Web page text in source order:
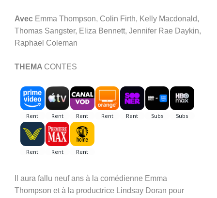
Avec Emma Thompson, Colin Firth, Kelly Macdonald,
Thomas Sangster, Eliza Bennett, Jennifer Rae Daykin,
Raphael Coleman
THEMA CONTES
Il aura fallu neuf ans à la comédienne Emma
Thompson et à la productrice Lindsay Doran pour